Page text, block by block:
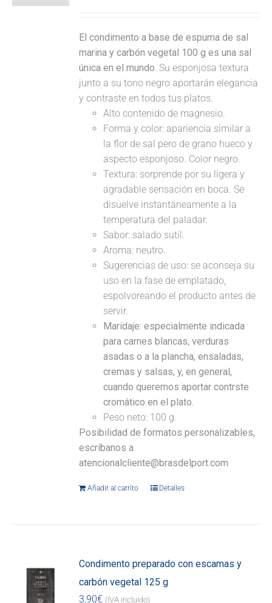
El condimento a base de espuma de sal
marina y carbón vegetal 100 g es una sal
única en el mundo. Su esponjosa textura
junto a su tono negro aportarán elegancia
y contraste en todos tus platos.
Alto contenido de magnesio.
Forma y color: apariencia similar a
la flor de sal pero de grano hueco y
aspecto esponjoso. Color negro.
Textura: sorprende por su ligera y
agradable sensación en boca. Se
disuelve instantáneamente a la
temperatura del paladar.
Sabor: salado sutil.
Aroma: neutro.
Sugerencias de uso: se aconseja su
uso en la fase de emplatado,
espolvoreando el producto antes de
servir.
Maridaje: especialmente indicada
para carnes blancas, verduras
asadas o a la plancha, ensaladas,
cremas y salsas, y, en general,
cuando queremos aportar contrste
cromático en el plato.
Peso neto: 100 g.
Posibilidad de formatos personalizables,
escríbanos a
atencionalcliente@brasdelport.com
Añadir al carrito Detalles
Condimento preparado con escamas y
carbón vegetal 125 g
3,90€ (IVA incluido)